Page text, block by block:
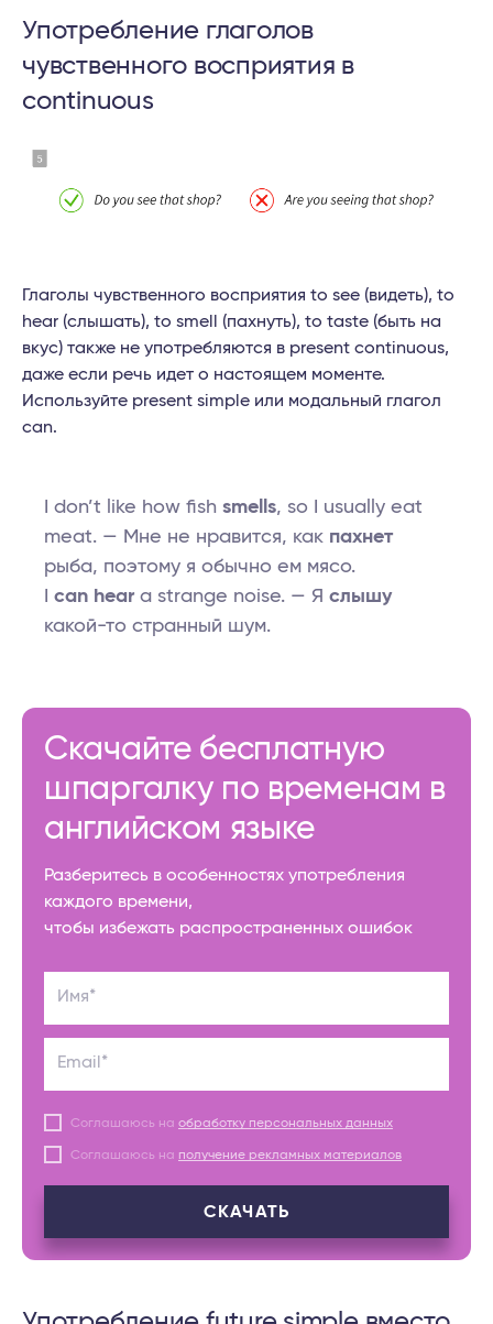
Употребление глаголов
чувственного восприятия в
continuous
Глаголы чувственного восприятия to see (видеть), to
hear (слышать), to smell (пахнуть), to taste (быть на
вкус) также не употребляются в present continuous,
даже если речь идет о настоящем моменте.
Используйте present simple или модальный глагол
can.
I don’t like how fish smells, so I usually eat
meat. — Мне не нравится, как пахнет
рыба, поэтому я обычно ем мясо.
can hear a strange noise. — Я слышу
какой-то странный шум.
Скачайте бесплатную
шпаргалку по временам в
английском языке
Разберитесь в особенностях употребления
каждого времени,
чтобы избежать распространенных ошибок
Имя*
Email*
Соглашаюсь на обработку персональных данных
Соглашаюсь на получение рекламных материалов
СКАЧАТЬ